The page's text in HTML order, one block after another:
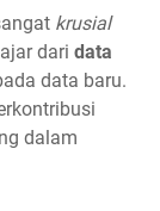
krusial
dari data
data baru.
dalam